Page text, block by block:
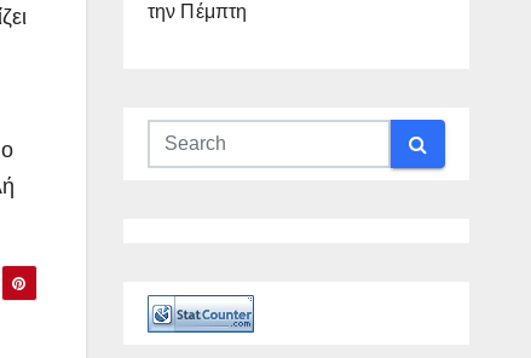
την Πέμπτη